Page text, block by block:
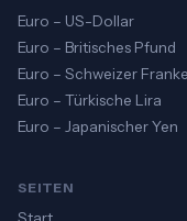
Euro – US-Dollar
Euro – Britisches Pfund
Euro – Schweizer
Euro – Türkische Lira
Euro – Japanischer Yen
SEITEN